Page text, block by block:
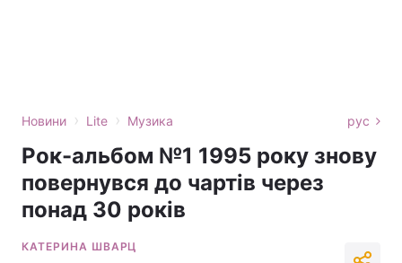
Новини › Lite › Музика рус
Рок-альбом №1 1995 року знову
повернувся до чартів через
понад 30 років
КАТЕРИНА ШВАРЦ